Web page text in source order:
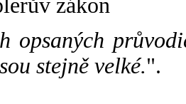
zákon
opsaných
stejně velké.".